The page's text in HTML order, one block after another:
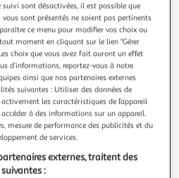
& etagère pino ii gris
: L. 207,6 x l. 83 x
Espace entre le Lit
Bois Massif Scandinave (Pin) &
& Ludique Ce Pack contient : Lit
Enfant Surélevé & Toboggan Pino 90x200cm Blanc
suivi sont désactivées, il est possible que
sont présentés ne soient pas pertinents
ce menu pour modifier vos choix ou
moment en cliquant sur le lien "Gérer
choix que vous avez fait auront un effet
d’informations, reportez-vous à notre
ainsi que nos partenaires externes
suivantes : Utiliser des données de
les caractéristiques de l’appareil
à des informations sur un appareil.
mesure de performance des publicités et du
de services.
externes, traitent des
: